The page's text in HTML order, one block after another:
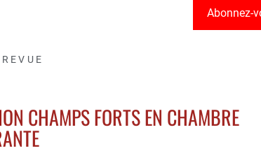
Abonnez-
CHAMPS FORTS EN CHAMBRE